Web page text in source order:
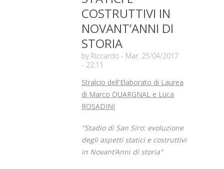
COSTRUTTIVI IN
NOVANT’ANNI DI
STORIA
by Riccardo - Mar, 25/04/2017
- 22:11
Stralcio dell'Elaborato di Laurea
di Marco QUARGNAL e Luca
ROSADINI
"Stadio di San Siro: evoluzione
degli aspetti statici e costruttivi
in Novant’Anni di storia"